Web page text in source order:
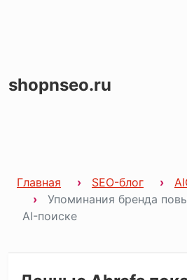
shopnseo.ru
Главная SEO-блог
Упоминания бренда
AI-поиске